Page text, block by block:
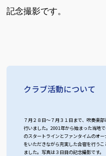
記念撮影です。
クラブ活動について
７月２８日～７月３１日まで、吹奏楽
行いました。2001年から始まった当地
のスタートラインとファンタイムのオ
をいただきながら充実した合宿を行う
ました。写真は３日目の記念撮影です。